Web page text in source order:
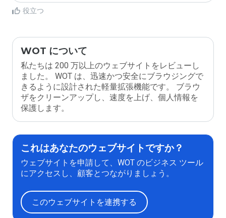
役立つ
WOT について
私たちは 200 万以上のウェブサイトをレビューし
ました。 WOT は、迅速かつ安全にブラウジングで
きるように設計された軽量拡張機能です。 ブラウ
ザをクリーンアップし、速度を上げ、個人情報を
保護します。
これはあなたのウェブサイトですか？
ウェブサイトを申請して、WOT のビジネス ツール
にアクセスし、顧客とつながりましょう。
このウェブサイトを連携する